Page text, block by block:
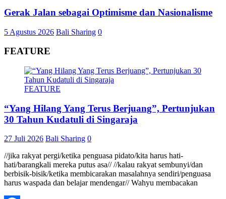
Gerak Jalan sebagai Optimisme dan Nasionalisme
5 Agustus 2026 Bali Sharing 0
FEATURE
FEATURE
“Yang Hilang Yang Terus Berjuang”, Pertunjukan
30 Tahun Kudatuli di Singaraja
27 Juli 2026 Bali Sharing 0
//jika rakyat pergi/ketika penguasa pidato/kita harus hati-
hati/barangkali mereka putus asa// //kalau rakyat sembunyi/dan
berbisik-bisik/ketika membicarakan masalahnya sendiri/penguasa
harus waspada dan belajar mendengar// Wahyu membacakan